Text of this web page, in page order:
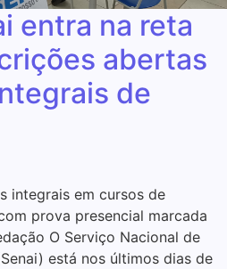
entra na reta
abertas
de
integrais em cursos de
prova presencial marcada
O Serviço Nacional de
está nos últimos dias de